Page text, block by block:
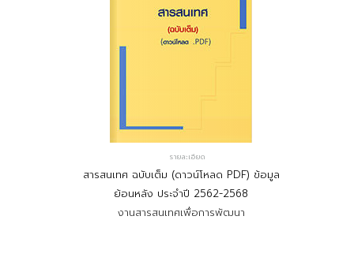
รายละเอียด
สารสนเทศ ฉบับเต็ม (ดาวน์โหลด PDF) ข้อมูล
ย้อนหลัง ประจำปี 2562-2568
งานสารสนเทศเพื่อการพัฒนา